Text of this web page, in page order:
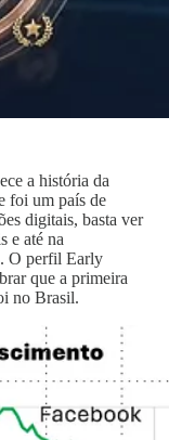
a história da
foi um país de
digitais, basta ver
e até na
O perfil Early
que a primeira
no Brasil.